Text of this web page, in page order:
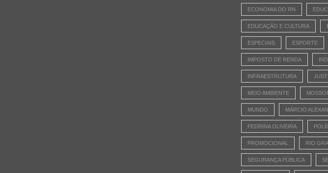
ECONOMIA DO RN
EDUCAÇÃO E CULTURA
ESPECIAIS ESPORTE
IMPOSTO DE RENDA
INFRAESTRUTURA
MEIO AMBIENTE
MUNDO MÁRCIO
PEDRINA OLIVEIRA
PROMOCIONAL RIO
SEGURANÇA PÚBLICA